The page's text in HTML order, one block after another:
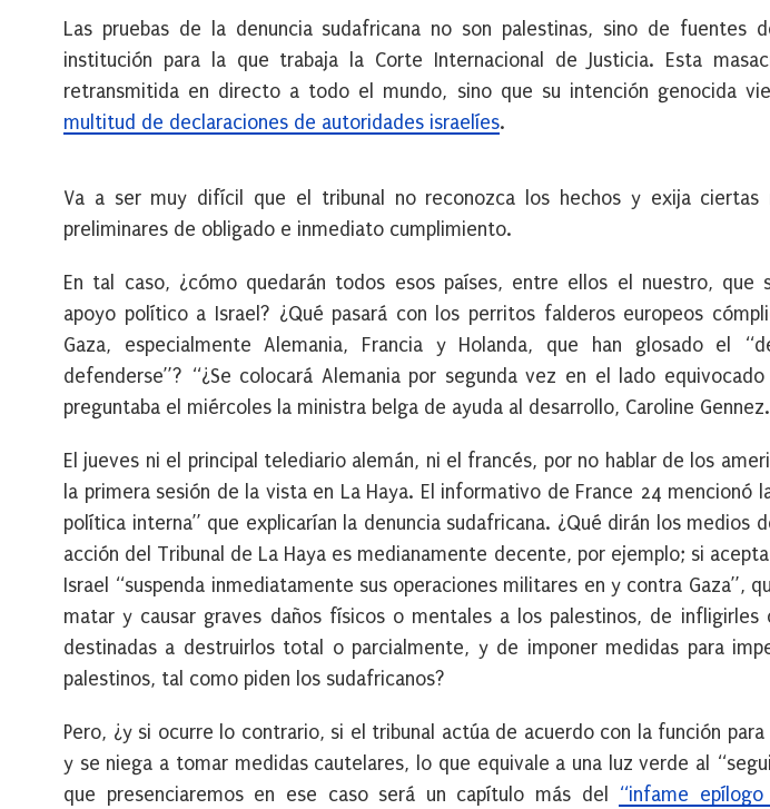
Las pruebas de la denuncia sudafricana no son palestinas, sino de fuentes
institución para la que trabaja la Corte Internacional de Justicia. Esta
retransmitida en directo a todo el mundo, sino que su intención genocida
multitud de declaraciones de autoridades israelíes.
Va a ser muy difícil que el tribunal no reconozca los hechos y exija ciertas
preliminares de obligado e inmediato cumplimiento.
En tal caso, ¿cómo quedarán todos esos países, entre ellos el nuestro, que
apoyo político a Israel? ¿Qué pasará con los perritos falderos europeos
Gaza, especialmente Alemania, Francia y Holanda, que han glosado el
defenderse”? “¿Se colocará Alemania por segunda vez en el lado
preguntaba el miércoles la ministra belga de ayuda al desarrollo, Caroline Gennez.
El jueves ni el principal telediario alemán, ni el francés, por no hablar de los
la primera sesión de la vista en La Haya. El informativo de France 24 mencionó
política interna” que explicarían la denuncia sudafricana. ¿Qué dirán los medios
acción del Tribunal de La Haya es medianamente decente, por ejemplo; si
Israel “suspenda inmediatamente sus operaciones militares en y contra Gaza”,
matar y causar graves daños físicos o mentales a los palestinos, de infligirles
destinadas a destruirlos total o parcialmente, y de imponer medidas para
palestinos, tal como piden los sudafricanos?
Pero, ¿y si ocurre lo contrario, si el tribunal actúa de acuerdo con la función
y se niega a tomar medidas cautelares, lo que equivale a una luz verde al
que presenciaremos en ese caso será un capítulo más del “infame